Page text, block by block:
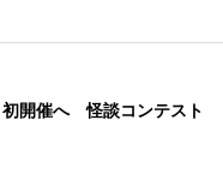
初開催へ 怪談コンテスト